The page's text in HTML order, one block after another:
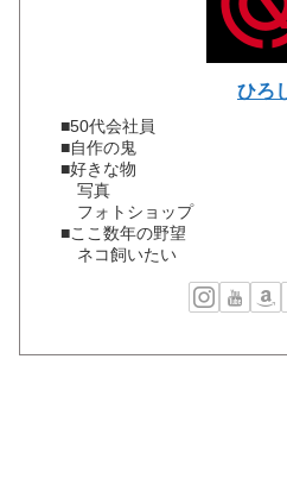
ひろ
■50代会社員
■自作の鬼
■好きな物
写真
フォトショップ
■ここ数年の野望
ネコ飼いたい